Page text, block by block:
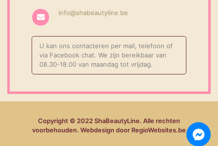
info@shabeautyline.be
U kan ons contacteren per mail, telefoon of
via Facebook chat. We zijn bereikbaar van
08.30-18.00 van maandag tot vrijdag.
Copyright © 2022 ShaBeautyLine. Alle rechten
voorbehouden. Webdesign door RegioWebsites.be